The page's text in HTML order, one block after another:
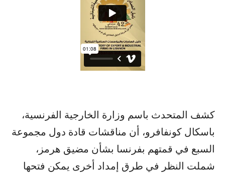
كشف المتحدث باسم وزارة الخارجية الفرنسية،
باسكال كونفافرو، أن مناقشات قادة دول مجموعة
السبع في قمتهم بفرنسا بشأن مضيق هرمز،
شملت النظر في طرق إمداد أخرى يمكن فتحها